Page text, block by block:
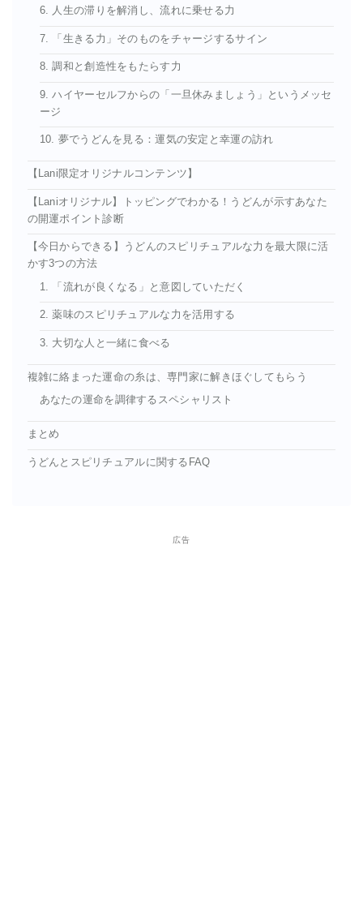
6. 人生の滞りを解消し、流れに乗せる力
7. 「生きる力」そのものをチャージするサイン
8. 調和と創造性をもたらす力
9. ハイヤーセルフからの「一旦休みましょう」というメッセ
ージ
10. 夢でうどんを見る：運気の安定と幸運の訪れ
【Lani限定オリジナルコンテンツ】
【Laniオリジナル】トッピングでわかる！うどんが示すあなた
の開運ポイント診断
【今日からできる】うどんのスピリチュアルな力を最大限に活
かす3つの方法
1. 「流れが良くなる」と意図していただく
2. 薬味のスピリチュアルな力を活用する
3. 大切な人と一緒に食べる
複雑に絡まった運命の糸は、専門家に解きほぐしてもらう
あなたの運命を調律するスペシャリスト
まとめ
うどんとスピリチュアルに関するFAQ
広告